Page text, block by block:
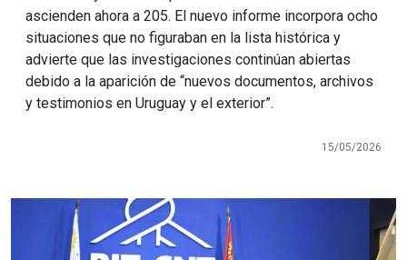
ascienden ahora a 205. El nuevo informe incorpora ocho
situaciones que no figuraban en la lista histórica y
advierte que las investigaciones continúan abiertas
debido a la aparición de “nuevos documentos, archivos
y testimonios en Uruguay y el exterior”.
15/05/2026
Imagen